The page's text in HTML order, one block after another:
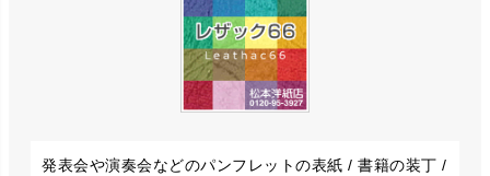
発表会や演奏会などのパンフレットの表紙 / 書籍の装丁 /